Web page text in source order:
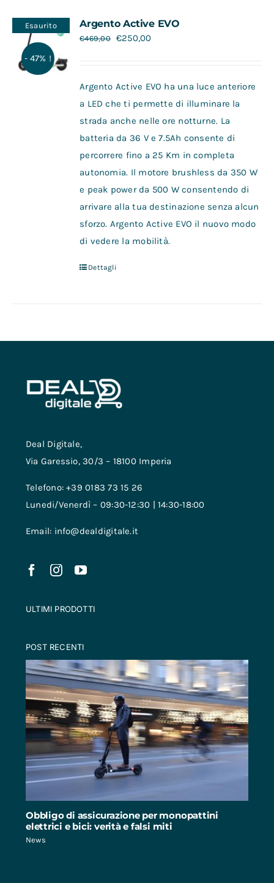
Contatti
Esaurito
- 47% !
Argento Active EVO
€469,00 €250,00
Argento Active EVO ha una luce anteriore
a LED che ti permette di illuminare la
strada anche nelle ore notturne. La
batteria da 36 V e 7.5Ah consente di
percorrere fino a 25 Km in completa
autonomia. Il motore brushless da 350 W
e peak power da 500 W consentendo di
arrivare alla tua destinazione senza alcun
sforzo. Argento Active EVO il nuovo modo
di vedere la mobilità.
Dettagli
Deal Digitale,
Via Garessio, 30/3 – 18100 Imperia
Telefono: +39 0183 73 15 26
Lunedi/Venerdì – 09:30-12:30 | 14:30-18:00
Email: info@dealdigitale.it
ULTIMI PRODOTTI
POST RECENTI
Obbligo di assicurazione per monopattini
elettrici e bici: verità e falsi miti
News